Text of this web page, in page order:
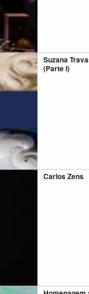
Suzana
(Parte I)
Carlos Zens